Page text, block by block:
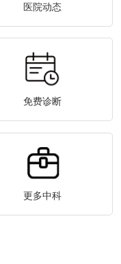
医院动态
免费诊断
更多中科